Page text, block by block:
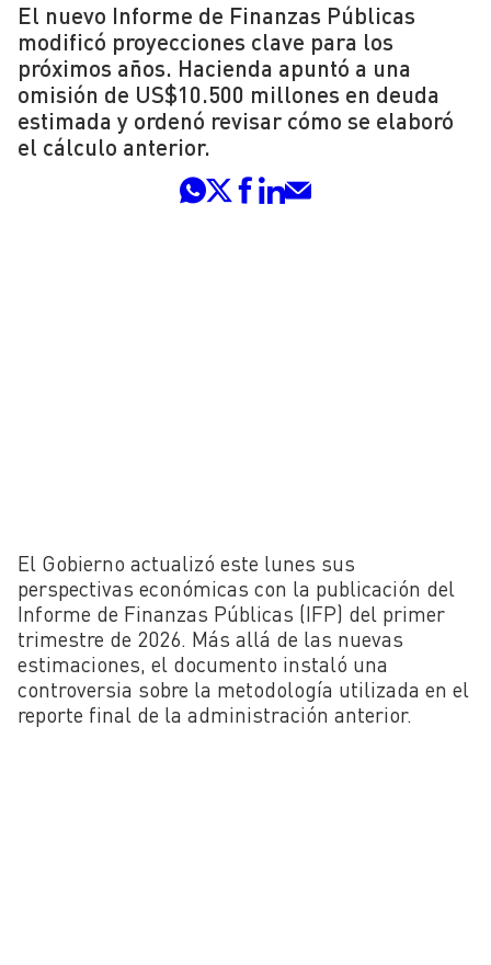
El nuevo Informe de Finanzas Públicas
modificó proyecciones clave para los
próximos años. Hacienda apuntó a una
omisión de US$10.500 millones en deuda
estimada y ordenó revisar cómo se elaboró
el cálculo anterior.
El Gobierno actualizó este lunes sus
perspectivas económicas con la publicación del
Informe de Finanzas Públicas (IFP) del primer
trimestre de 2026. Más allá de las nuevas
estimaciones, el documento instaló una
controversia sobre la metodología utilizada en el
reporte final de la administración anterior.